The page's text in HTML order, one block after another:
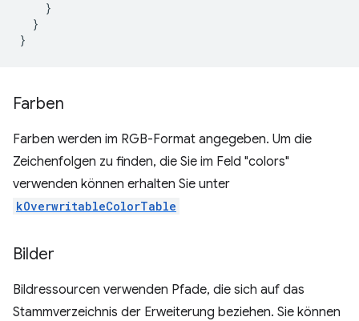
}
}
}
Farben
Farben werden im RGB-Format angegeben. Um die
Zeichenfolgen zu finden, die Sie im Feld "colors"
verwenden können erhalten Sie unter
kOverwritableColorTable
Bilder
Bildressourcen verwenden Pfade, die sich auf das
Stammverzeichnis der Erweiterung beziehen. Sie können